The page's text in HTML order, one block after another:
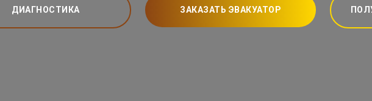
ДИАГНОСТИКА ЗАКАЗАТЬ ЭВАКУАТОР